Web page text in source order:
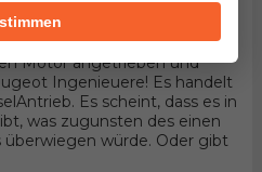
die Details entscheiden.
Kleinwagen sind
teilen, sondern
Motor angetrieben und
Ingenieuere! Es handelt
Es scheint, dass es in
was zugunsten des einen
überwiegen würde. Oder gibt